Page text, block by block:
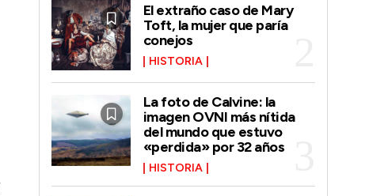
El extraño caso de Mary
Toft, la mujer que paría
conejos
HISTORIA
La foto de Calvine: la
imagen OVNI más nítida
del mundo que estuvo
«perdida» por 32 años
HISTORIA